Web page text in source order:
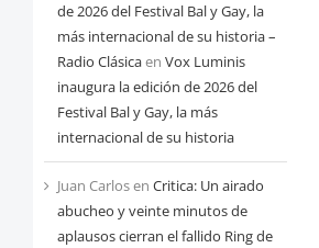
de 2026 del Festival Bal y Gay, la
más internacional de su historia –
Radio Clásicaen Vox Luminis
inaugura la edición de 2026 del
Festival Bal y Gay, la más
internacional de su historia
Juan Carlosen Critica: Un airado
abucheo y veinte minutos de
aplausos cierran el fallido Ring de